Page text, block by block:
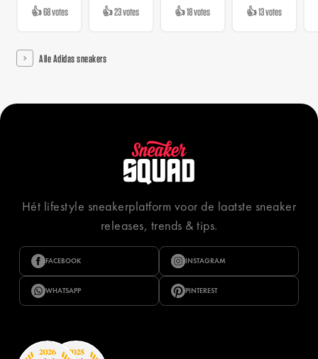
👍 68 votes 👍 23 votes 👍 18 votes 👍 13 votes
Alle Adidas sneakers
Hét lifestyle sneakerplatform voor de laatste sneaker
releases, trends & tips.
FACEBOOK INSTAGRAM
WHATSAPP PINTEREST